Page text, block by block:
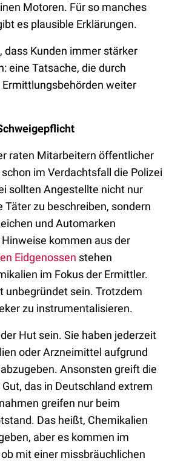
Motoren. Für so manches
es plausible Erklärungen.
dass Kunden immer stärker
eine Tatsache, die durch
weiter
raten Mitarbeitern öffentlicher
im Verdachtsfall die Polizei
sollten Angestellte nicht nur
Täter zu beschreiben, sondern
und Automarken
kommen aus der
Eidgenossen stehen
im Fokus der Ermittler.
unbegründet sein. Trotzdem
zu instrumentalisieren.
Hut sein. Sie haben jederzeit
oder Arzneimittel aufgrund
Ansonsten greift die
das in Deutschland extrem
greifen nur beim
Das heißt, Chemikalien
aber es kommen im
mit einer missbräuchlichen